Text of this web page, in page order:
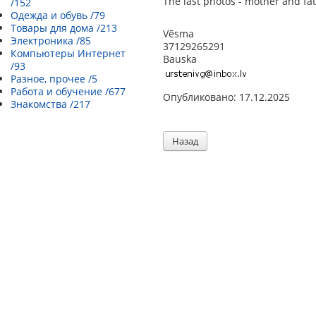
Одежда и обувь /79
Товары для дома /213
Электроника /85
Компьютеры Интернет
/93
Разное, прочее /5
Работа и обучение /677
Знакомства /217
Vēsma
37129265291
Bauska
Опубликовано: 17.12.2025
Назад